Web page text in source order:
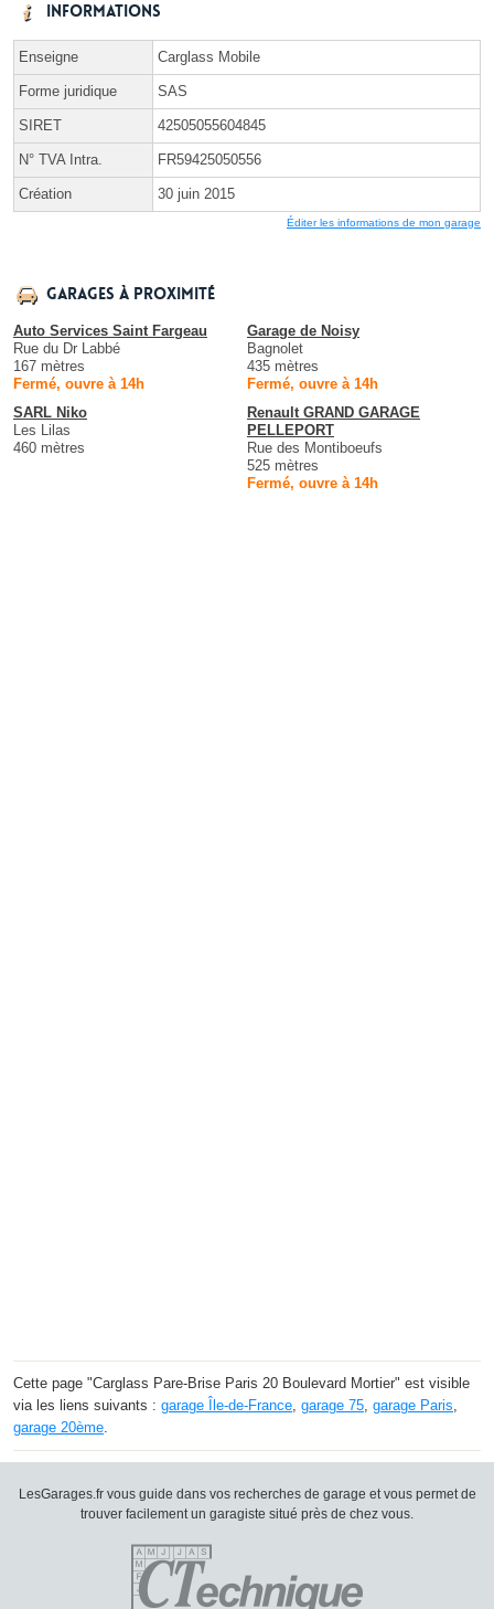
Informations
Enseigne Carglass Mobile
Forme juridique SAS
SIRET 42505055604845
N° TVA Intra. FR59425050556
Création 30 juin 2015
Éditer les informations de mon garage
Garages à proximité
Auto Services Saint Fargeau
Rue du Dr Labbé
167 mètres
Fermé, ouvre à 14h
Garage de Noisy
Bagnolet
435 mètres
Fermé, ouvre à 14h
SARL Niko
Les Lilas
460 mètres
Renault GRAND GARAGE
PELLEPORT
Rue des Montiboeufs
525 mètres
Fermé, ouvre à 14h
Cette page "Carglass Pare-Brise Paris 20 Boulevard Mortier" est visible
via les liens suivants : garage Île-de-France, garage 75, garage Paris,
garage 20ème.
LesGarages.fr vous guide dans vos recherches de garage et vous permet de
trouver facilement un garagiste situé près de chez vous.